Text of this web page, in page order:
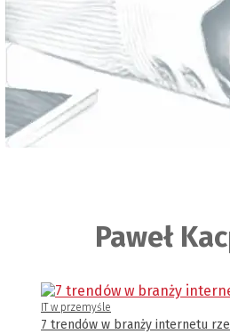
Paweł
IT w przemyśle
7 trendów w branży internetu